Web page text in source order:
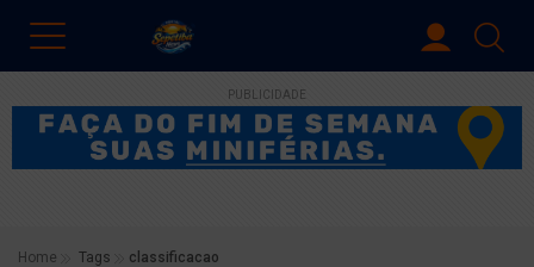
PUBLICIDADE
Home Tags classificacao